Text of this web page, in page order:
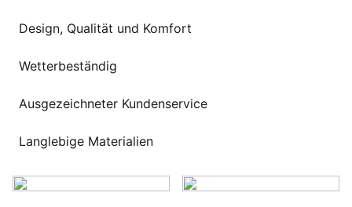
Design, Qualität und Komfort
Wetterbeständig
Ausgezeichneter Kundenservice
Langlebige Materialien